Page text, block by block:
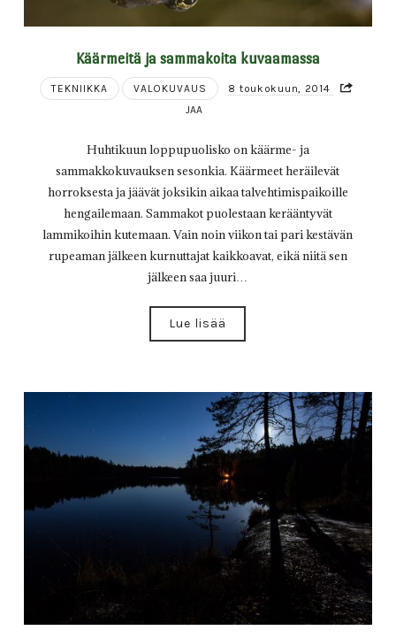
Käärmeitä ja sammakoita kuvaamassa
TEKNIIKKA VALOKUVAUS
8 toukokuun, 2014
JAA
Huhtikuun loppupuolisko on käärme- ja
sammakkokuvauksen sesonkia. Käärmeet heräilevät
horroksesta ja jäävät joksikin aikaa talvehtimispaikoille
hengailemaan. Sammakot puolestaan kerääntyvät
lammikoihin kutemaan. Vain noin viikon tai pari kestävän
rupeaman jälkeen kurnuttajat kaikkoavat, eikä niitä sen
jälkeen saa juuri…
Lue lisää